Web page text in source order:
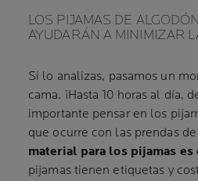
LOS PIJAMAS DE
AYUDARÁN A MINIMIZAR
Si lo analizas, pasamos un
cama. ¡Hasta 10 horas al día,
importante pensar en los
que ocurre con las prendas
material para los pijamas
pijamas tienen etiquetas y